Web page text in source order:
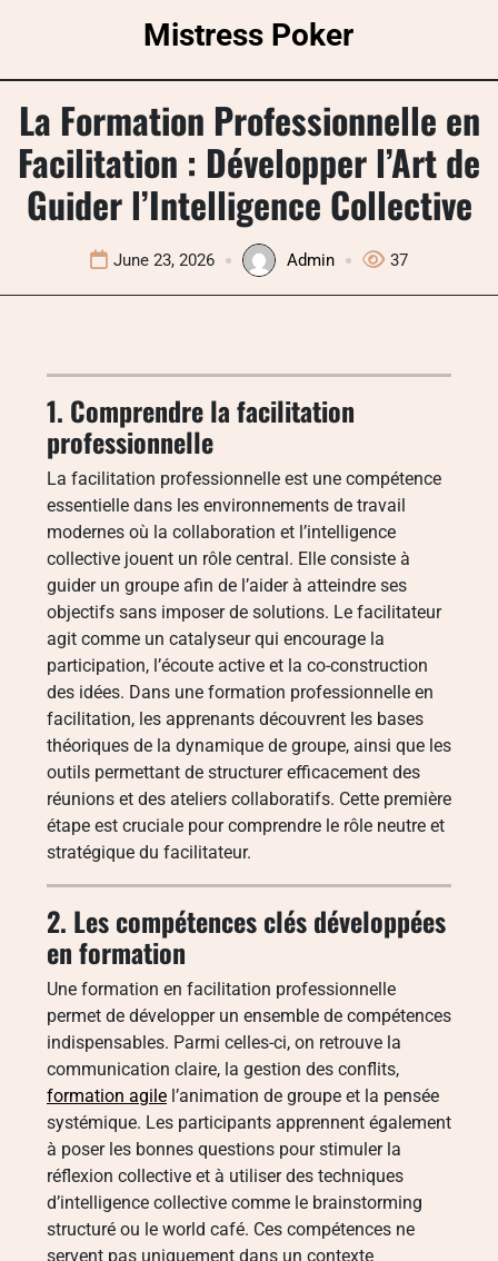
Mistress Poker
La Formation Professionnelle en
Facilitation : Développer l’Art de
Guider l’Intelligence Collective
June 23, 2026 Admin 37
1. Comprendre la facilitation
professionnelle
La facilitation professionnelle est une compétence
essentielle dans les environnements de travail
modernes où la collaboration et l’intelligence
collective jouent un rôle central. Elle consiste à
guider un groupe afin de l’aider à atteindre ses
objectifs sans imposer de solutions. Le facilitateur
agit comme un catalyseur qui encourage la
participation, l’écoute active et la co-construction
des idées. Dans une formation professionnelle en
facilitation, les apprenants découvrent les bases
théoriques de la dynamique de groupe, ainsi que les
outils permettant de structurer efficacement des
réunions et des ateliers collaboratifs. Cette première
étape est cruciale pour comprendre le rôle neutre et
stratégique du facilitateur.
2. Les compétences clés développées
en formation
Une formation en facilitation professionnelle
permet de développer un ensemble de compétences
indispensables. Parmi celles-ci, on retrouve la
communication claire, la gestion des conflits,
formation agile l’animation de groupe et la pensée
systémique. Les participants apprennent également
à poser les bonnes questions pour stimuler la
réflexion collective et à utiliser des techniques
d’intelligence collective comme le brainstorming
structuré ou le world café. Ces compétences ne
servent pas uniquement dans un contexte